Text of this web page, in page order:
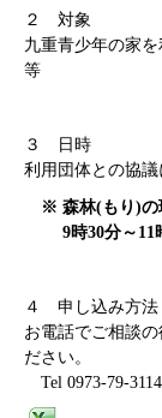
２ 対象
九重青少年の家
等
３ 日時
利用団体との協
※ 森林(もり)の
9時30分～11時
４ 申し込み方
お電話でご相談
ださい。
Tel 0973-79-